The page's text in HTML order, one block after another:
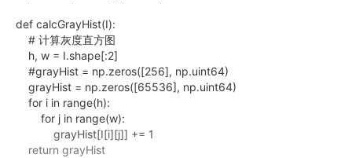
def calcGrayHist(I):
# 计算灰度直方图
h, w = I.shape[:2]
#grayHist = np.zeros([256], np.uint64)
grayHist = np.zeros([65536], np.uint64)
for i in range(h):
for j in range(w):
grayHist[I[i][j]] += 1
return grayHist